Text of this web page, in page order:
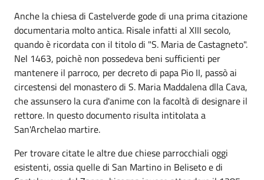
Anche la chiesa di Castelverde gode di una prima citazione
documentaria molto antica. Risale infatti al XIII secolo,
quando è ricordata con il titolo di "S. Maria de Castagneto".
Nel 1463, poichè non possedeva beni sufficienti per
mantenere il parroco, per decreto di papa Pio II, passò ai
circestensi del monastero di S. Maria Maddalena dlla Cava,
che assunsero la cura d'anime con la facoltà di designare il
rettore. In questo documento risulta intitolata a
San'Archelao martire.
Per trovare citate le altre due chiese parrocchiali oggi
esistenti, ossia quelle di San Martino in Beliseto e di